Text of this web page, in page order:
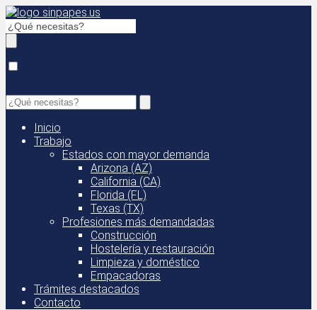
Inicio
Trabajo
Estados con mayor demanda
Arizona (AZ)
California (CA)
Florida (FL)
Texas (TX)
Profesiones más demandadas
Construcción
Hostelería y restauración
Limpieza y doméstico
Empacadoras
Trámites destacados
Contacto